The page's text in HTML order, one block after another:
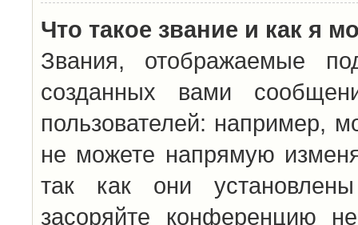
Что такое звание и как я
Звания, отображаемые
созданных вами
пользователей: например,
не можете напрямую
так как они
засоряйте конференцию